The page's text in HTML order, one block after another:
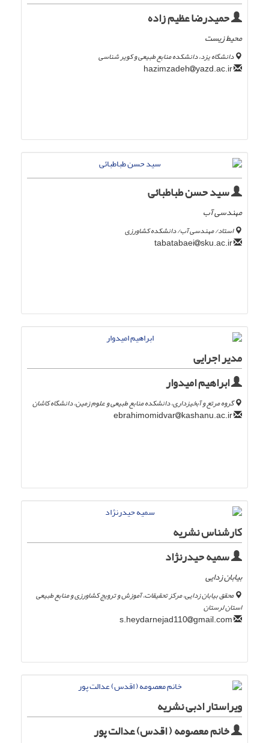
حمیدرضا عظیم زاده
محیط زیست
دانشگاه یزد، دانشکده منابع طبیعی و کویر شناسی
yazd.ac.ir
سید حسن طباطبائی
مهندسی آب
استاد/ مهندسی آب/ دانشکده کشاورزی
sku.ac.ir
مدیر اجرایی
ابراهیم امیدوار
گروه مرتع و آبخیزداری، دانشکده منابع طبیعی و علوم زمین، دانشگاه کاشان
kashanu.ac.ir
کارشناس نشریه
سمیه حیدرنژاد
بیابان زدایی
محقق بیابان زدایی، مرکز تحقیقات، آموزش و ترویج کشاورزی و منابع طبیعی
استان لرستان
gmail.com
ویراستار ادبی نشریه
خانم معصومه ( اقدس) عدالت پور